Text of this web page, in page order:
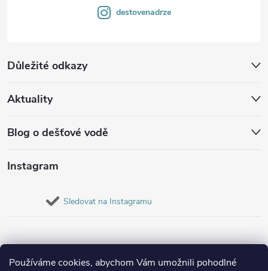
Používáme cookies, abychom Vám umožnili pohodlné
Důležité odkazy
Aktuality
Blog o dešťové vodě
destovenadrze
Instagram
Sledovat na Instagramu